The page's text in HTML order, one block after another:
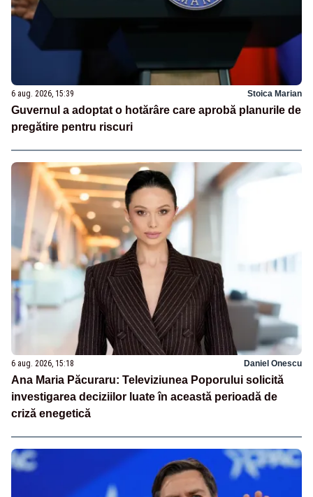
6 aug. 2026, 15:39 Stoica Marian
Guvernul a adoptat o hotărâre care aprobă planurile de
pregătire pentru riscuri
6 aug. 2026, 15:18 Daniel Onescu
Ana Maria Păcuraru: Televiziunea Poporului solicită
investigarea deciziilor luate în această perioadă de
criză enegetică